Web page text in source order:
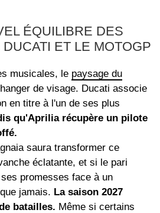
ÉQUILIBRE DES
ET LE MOTOGP
musicales, le paysage du
de visage. Ducati associe
en titre à l'un de ses plus
qu'Aprilia récupère un pilote
saura transformer ce
éclatante, et si le pari
promesses face à un
jamais. La saison 2027
batailles. Même si certains